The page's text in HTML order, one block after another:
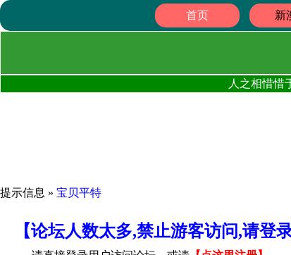
首页 新
人之相惜惜
提示信息 » 宝贝平特
【论坛人数太多,禁止游客访问,请